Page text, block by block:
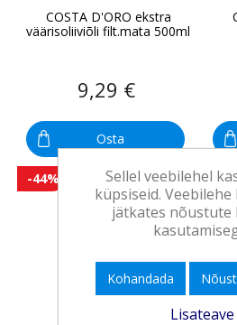
COSTA D'ORO ekstra
väärisoliiviõli filt.mata 500ml
9,29 €
Osta
-44%
Sellel veebilehel
küpsiseid.
jätkates nõustute
Kohandada
Lisateave